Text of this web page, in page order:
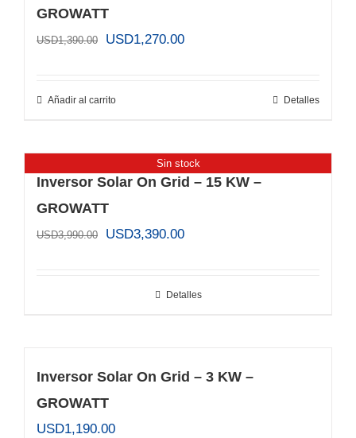
GROWATT
USD1,390.00
El
USD1,270.00El
Añadir al carrito Detalles
Sin stock
Inversor Solar On Grid – 15 KW –
GROWATT
USD3,990.00
El
USD3,390.00El
Detalles
Inversor Solar On Grid – 3 KW –
GROWATT
USD1,190.00